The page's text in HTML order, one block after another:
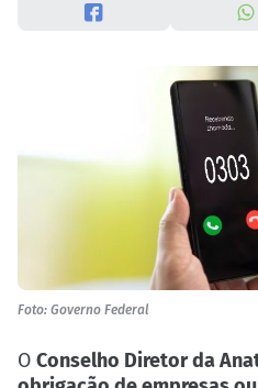
Foto: Governo Federal
O Conselho Diretor da